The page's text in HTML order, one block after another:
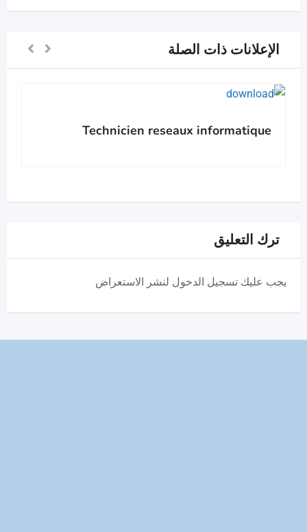
الإعلانات ذات الصلة
Technicien reseaux informatique
ترك التعليق
يجب عليك تسجيل الدخول لنشر الاستعراض